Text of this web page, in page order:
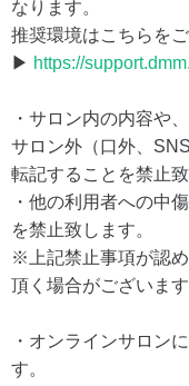
なります。
推奨環境はこちらをご
▶ https://
・サロン内の内容や
サロン外（口外、
転記することを禁止致
・他の利用者への中
を禁止致します。
※上記禁止事項が認
頂く場合がございま
・オンラインサロン
す。